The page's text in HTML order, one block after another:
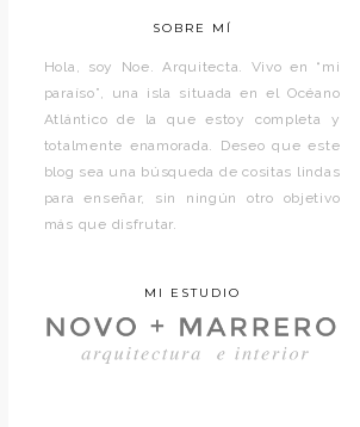
SOBRE MÍ
Hola, soy Noe. Arquitecta. Vivo en “mi
paraíso”, una isla situada en el Océano
Atlántico de la que estoy completa y
totalmente enamorada. Deseo que este
blog sea una búsqueda de cositas lindas
para enseñar, sin ningún otro objetivo
más que disfrutar.
MI ESTUDIO